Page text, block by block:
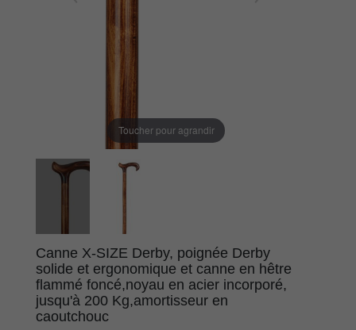
Toucher pour agrandir
Canne X-SIZE Derby, poignée Derby
solide et ergonomique et canne en hêtre
flammé foncé,noyau en acier incorporé,
jusqu'à 200 Kg,amortisseur en
caoutchouc